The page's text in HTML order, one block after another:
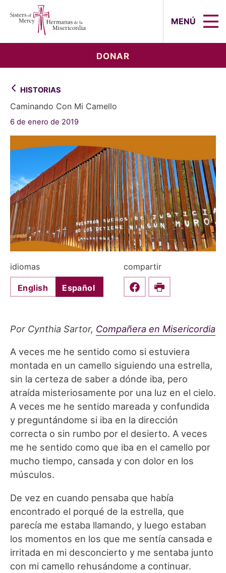
MENÚ
DONAR
HISTORIAS
Caminando Con Mi Camello
6 de enero de 2019
idiomas
English Español
compartir
Share this on Facebook
Print
Por Cynthia Sartor, Compañera en Misericordia
A veces me he sentido como si estuviera
montada en un camello siguiendo una estrella,
sin la certeza de saber a dónde iba, pero
atraída misteriosamente por una luz en el cielo.
A veces me he sentido mareada y confundida
y preguntándome si iba en la dirección
correcta o sin rumbo por el desierto. A veces
me he sentido como que iba en el camello por
mucho tiempo, cansada y con dolor en los
músculos.
De vez en cuando pensaba que había
encontrado el porqué de la estrella, que
parecía me estaba llamando, y luego estaban
los momentos en los que me sentía cansada e
irritada en mi desconcierto y me sentaba junto
con mi camello rehusándome a continuar.